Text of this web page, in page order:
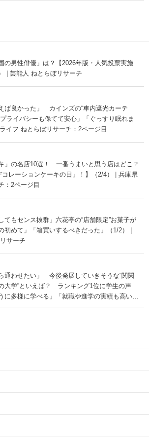
の男性俳優」は？【2026年版・人気投票実施
| 芸能人 ねとらぼリサーチ
ば良かった」 カインズの“車内遮光カーテ
ライバシーも保てて安心」「ぐっすり眠れま
イフ ねとらぼリサーチ：2ページ目
」の名店10選！ 一番うまいと思う店はどこ？
コレーションケーキの日」！】（2/4） | 兵庫県
：2ページ目
てもセンス抜群」六花亭の“店舗限定”お菓子が
めて」「箱買いするべきだった」（1/2） |
サーチ
通わせたい」 今後発展していきそうな“関関
大学”といえば？ ランキング1位に学生の声
に多様に学べる」「就職や進学の実績も高い」
サーチ